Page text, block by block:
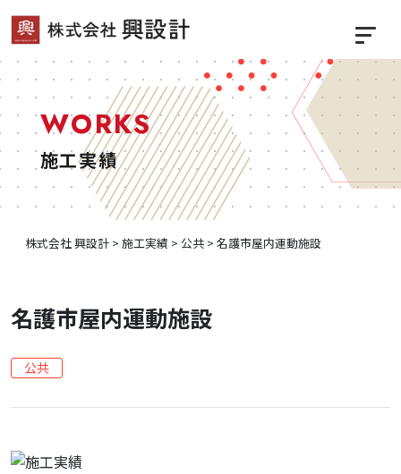
WORKS
施工実績
株式会社 興設計 > 施工実績 > 公共 > 名護市屋内運動施設
名護市屋内運動施設
公共